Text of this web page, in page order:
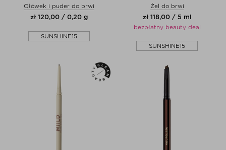
Ołówek i puder do brwi
zł 120,00 / 0,20 g
SUNSHINE15
Żel do brwi
zł 118,00 / 5 ml
bezpłatny beauty deal
SUNSHINE15